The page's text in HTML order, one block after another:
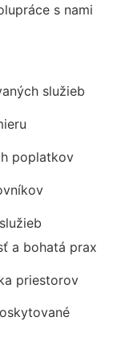
s nami
služieb
poplatkov
a bohatá prax
priestorov